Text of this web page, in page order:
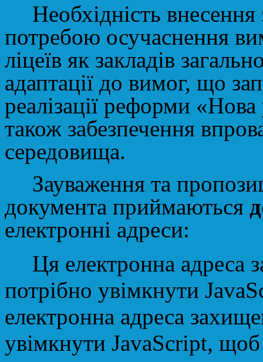
Необхідність
потребою осучаснення
ліцеїв як закладів
адаптації до вимог, що
реалізації реформи
також забезпечення
середовища.
Зауваження та
документа приймаються
електронні адреси:
Ця електронна адреса
потрібно увімкнути
електронна адреса
увімкнути JavaScript, щоб